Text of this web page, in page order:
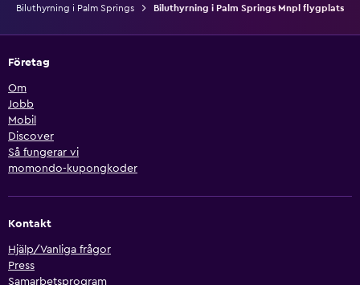
Biluthyrning i Palm Springs
Biluthyrning i Palm Springs Mnpl flygplats
Företag
Om
Jobb
Mobil
Discover
Så fungerar vi
momondo-kupongkoder
Kontakt
Hjälp/Vanliga frågor
Press
Samarbetsprogram